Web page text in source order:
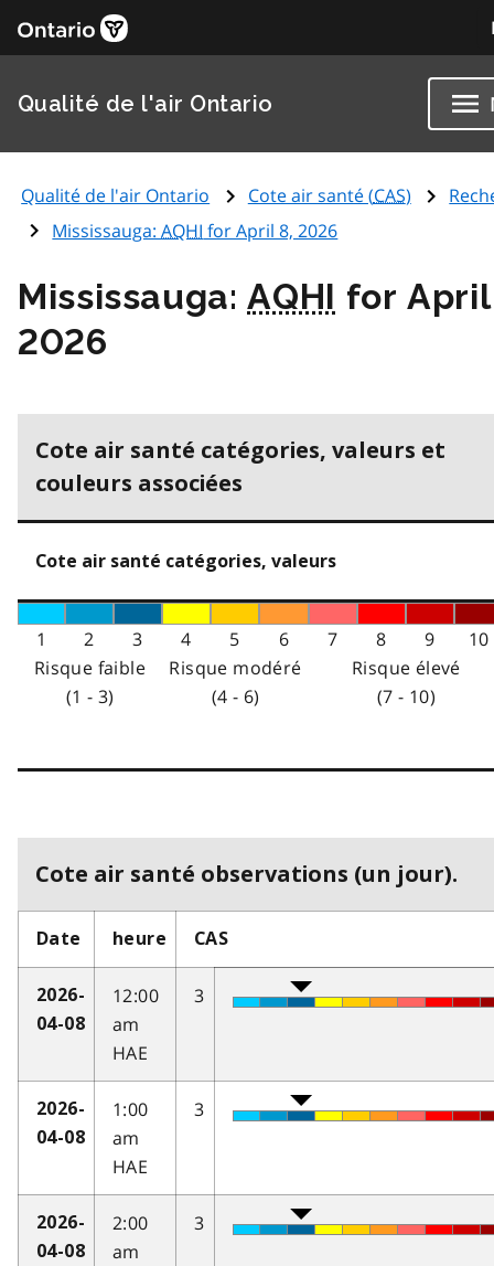
Qualité de l'air Ontario
Qualité de l'air Ontario Cote air santé (CAS)
Mississauga:AQHI for April 8, 2026
Mississauga:AQHI for
2026
Cote air santé catégories, valeurs et
couleurs associées
Cote air santé catégories, valeurs
1 2 3 4 5 6 7 8 9
10
Risque faible
(1 - 3)
Risque modéré
(4 - 6)
Risque élevé
(7 - 10)
Cote air santé observations (un jour).
Date heure CAS
2026-
04-08
12:00
am
HAE
3
2026-
04-08
1:00
am
HAE
3
2026-
04-08
2:00
am
3